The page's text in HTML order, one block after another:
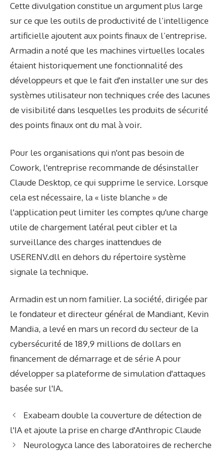
Cette divulgation constitue un argument plus large
sur ce que les outils de productivité de l’intelligence
artificielle ajoutent aux points finaux de l’entreprise.
Armadin a noté que les machines virtuelles locales
étaient historiquement une fonctionnalité des
développeurs et que le fait d'en installer une sur des
systèmes utilisateur non techniques crée des lacunes
de visibilité dans lesquelles les produits de sécurité
des points finaux ont du mal à voir.
Pour les organisations qui n'ont pas besoin de
Cowork, l'entreprise recommande de désinstaller
Claude Desktop, ce qui supprime le service. Lorsque
cela est nécessaire, la « liste blanche » de
l'application peut limiter les comptes qu'une charge
utile de chargement latéral peut cibler et la
surveillance des charges inattendues de
USERENV.dll en dehors du répertoire système
signale la technique.
Armadin est un nom familier. La société, dirigée par
le fondateur et directeur général de Mandiant, Kevin
Mandia, a levé en mars un record du secteur de la
cybersécurité de 189,9 millions de dollars en
financement de démarrage et de série A pour
développer sa plateforme de simulation d'attaques
basée sur l'IA.
Exabeam double la couverture de détection de
l'IA et ajoute la prise en charge d'Anthropic Claude
Neurologyca lance des laboratoires de recherche